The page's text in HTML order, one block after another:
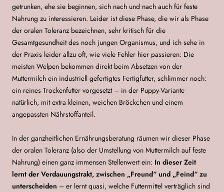
getrunken, ehe sie beginnen, sich nach und nach auch für feste
Nahrung zu interessieren. Leider ist diese Phase, die wir als Phase
der oralen Toleranz bezeichnen, sehr kritisch für die
Gesamtgesundheit des noch jungen Organismus, und ich sehe in
der Praxis leider allzu oft, wie viele Fehler hier passieren: Die
meisten Welpen bekommen direkt beim Absetzen von der
Muttermilch ein industriell gefertigtes Fertigfutter, schlimmer noch:
ein reines Trockenfutter vorgesetzt – in der Puppy-Variante
natürlich, mit extra kleinen, weichen Bröckchen und einem
angepassten Nährstoffanteil.
In der ganzheitlichen Ernährungsberatung räumen wir dieser Phase
der oralen Toleranz (also der Umstellung von Muttermilch auf feste
Nahrung) einen ganz immensen Stellenwert ein: In dieser Zeit
lernt der Verdauungstrakt, zwischen „Freund“ und „Feind“ zu
unterscheiden – er lernt quasi, welche Futtermittel verträglich sind